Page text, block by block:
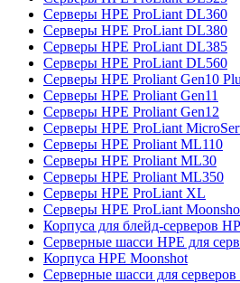
Серверы HPE ProLiant DL360
Серверы HPE ProLiant DL380
Серверы HPE ProLiant DL385
Серверы HPE ProLiant DL560
Серверы HPE Proliant Gen10
Серверы HPE Proliant Gen11
Серверы HPE Proliant Gen12
Серверы HPE ProLiant
Серверы HPE Proliant ML110
Серверы HPE Proliant ML30
Серверы HPE Proliant ML350
Серверы HPE ProLiant XL
Серверы HPE ProLiant
Корпуса для блейд-серверов
Серверные шасси HPE для
Корпуса HPE Moonshot
Серверные шасси для